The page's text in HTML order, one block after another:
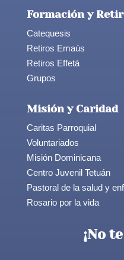
Formación y
Catequesis
Retiros Emaús
Retiros Effetá
Grupos
Misión y Caridad
Caritas Parroquial
Voluntariados
Misión Dominicana
Centro Juvenil Tetuán
Pastoral de la salud y
Rosario por la vida
¡No